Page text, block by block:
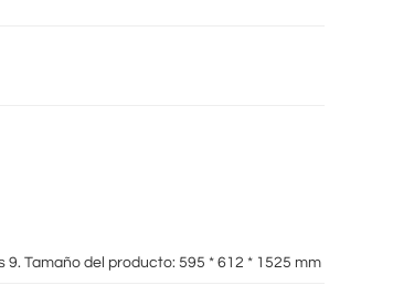
Tamaño del producto: 595 * 612 * 1525 mm (W * D * H)